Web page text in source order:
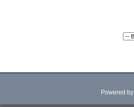
Powered by